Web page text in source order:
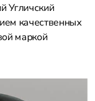
Угличский
качественных
маркой